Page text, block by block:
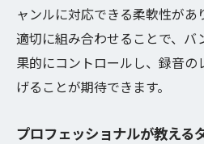
ャンルに対応できる柔軟性があ
適切に組み合わせることで、バ
果的にコントロールし、録音
げることが期待できます。
プロフェッショナルが教える